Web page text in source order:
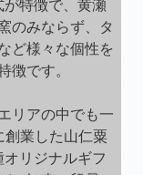
のみならず、タ
ど様々な個性を
です。
リアの中でも一
業した山仁粟
リジナルギフ